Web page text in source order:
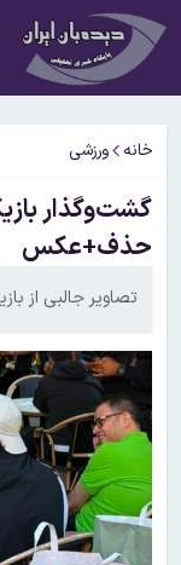
خانه ورزشی
گشت‌وگذار
حذف+عکس
تصاویر جالبی از